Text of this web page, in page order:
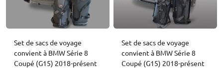
Set de sacs de voyage
convient à BMW Série 8
Coupé (G15) 2018-présent
Set de sacs de voyage
convient à BMW Série 8
Coupé (G15) 2018-présent